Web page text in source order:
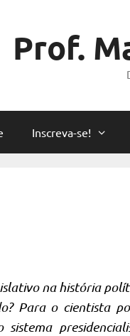
Prof.
Inscreva-se!
na história
Para o cientista